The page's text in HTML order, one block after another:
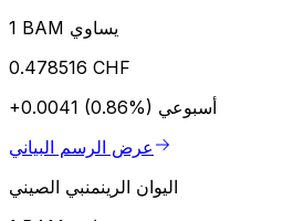
1 BAM يساوي
0.478516 CHF
+0.0041 (0.86%) أسبوعي
عرض الرسم البياني
اليوان الرينمنبي الصيني